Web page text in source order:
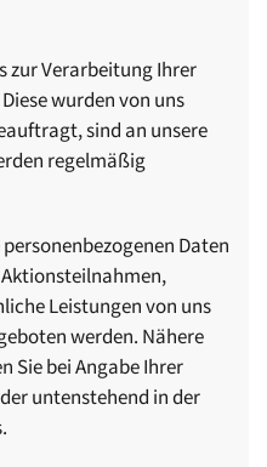
zur Verarbeitung Ihrer
wurden von uns
sind an unsere
regelmäßig
Daten
Leistungen von uns
werden. Nähere
Sie bei Angabe Ihrer
untenstehend in der